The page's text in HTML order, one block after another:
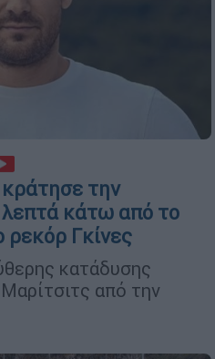
την
λεπτά κάτω από το
ρεκόρ Γκίνες
κατάδυσης
από την